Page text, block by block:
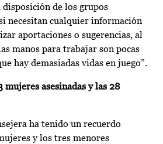
disposición de los grupos
necesitan cualquier información
aportaciones o sugerencias, al
manos para trabajar son pocas
hay demasiadas vidas en juego”.
mujeres asesinadas y las 28
ha tenido un recuerdo
y los tres menores